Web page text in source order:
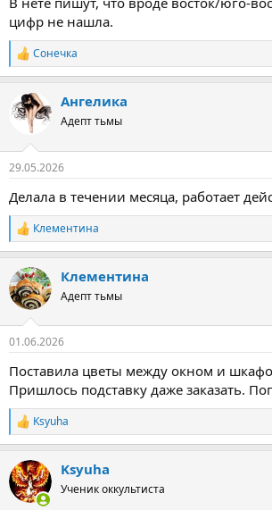
цифр не нашла.
Р
е
к
ц
Сонечка
Ангелика
Адепт тьмы
29.05.2026
Делала в течении месяца, работает
Р
е
к
ц
и
Клементина
Клементина
Адепт тьмы
01.06.2026
Поставила цветы между окном и
Пришлось подставку даже заказать.
Р
е
к
ц
и
Ksyuha
Ksyuha
Ученик оккультиста